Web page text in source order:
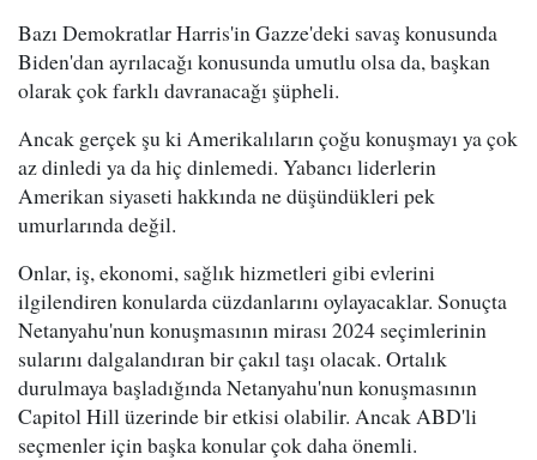
Bazı Demokratlar Harris'in Gazze'deki savaş konusunda
Biden'dan ayrılacağı konusunda umutlu olsa da, başkan
olarak çok farklı davranacağı şüpheli.
Ancak gerçek şu ki Amerikalıların çoğu konuşmayı ya çok
az dinledi ya da hiç dinlemedi. Yabancı liderlerin
Amerikan siyaseti hakkında ne düşündükleri pek
umurlarında değil.
Onlar, iş, ekonomi, sağlık hizmetleri gibi evlerini
ilgilendiren konularda cüzdanlarını oylayacaklar. Sonuçta
Netanyahu'nun konuşmasının mirası 2024 seçimlerinin
sularını dalgalandıran bir çakıl taşı olacak. Ortalık
durulmaya başladığında Netanyahu'nun konuşmasının
Capitol Hill üzerinde bir etkisi olabilir. Ancak ABD'li
seçmenler için başka konular çok daha önemli.